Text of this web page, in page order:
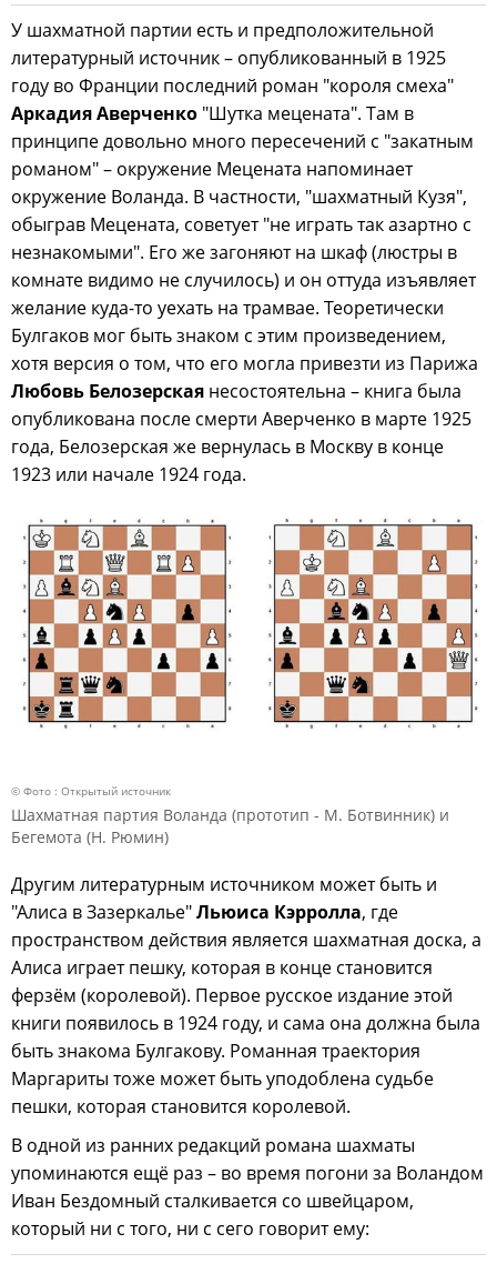
У шахматной партии есть и предположительной
литературный источник – опубликованный в 1925
году во Франции последний роман "короля смеха"
Аркадия Аверченко "Шутка мецената". Там в
принципе довольно много пересечений с "закатным
романом" – окружение Мецената напоминает
окружение Воланда. В частности, "шахматный Кузя",
обыграв Мецената, советует "не играть так азартно с
незнакомыми". Его же загоняют на шкаф (люстры в
комнате видимо не случилось) и он оттуда изъявляет
желание куда-то уехать на трамвае. Теоретически
Булгаков мог быть знаком с этим произведением,
хотя версия о том, что его могла привезти из Парижа
Любовь Белозерская несостоятельна – книга была
опубликована после смерти Аверченко в марте 1925
года, Белозерская же вернулась в Москву в конце
1923 или начале 1924 года.
© Фото : Открытый источник
Шахматная партия Воланда (прототип - М. Ботвинник) и
Бегемота (Н. Рюмин)
Другим литературным источником может быть и
"Алиса в Зазеркалье"Льюиса Кэрролла, где
пространством действия является шахматная доска, а
Алиса играет пешку, которая в конце становится
ферзём (королевой). Первое русское издание этой
книги появилось в 1924 году, и сама она должна была
быть знакома Булгакову. Романная траектория
Маргариты тоже может быть уподоблена судьбе
пешки, которая становится королевой.
В одной из ранних редакций романа шахматы
упоминаются ещё раз – во время погони за Воландом
Иван Бездомный сталкивается со швейцаром,
который ни с того, ни с сего говорит ему: